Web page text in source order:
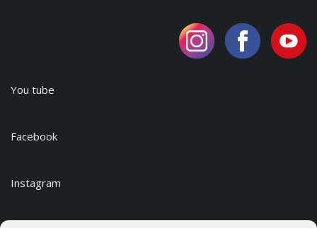
You tube
Facebook
Instagram